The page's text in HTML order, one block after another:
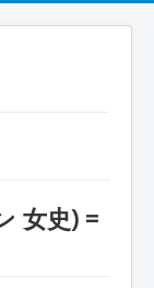
女史) =